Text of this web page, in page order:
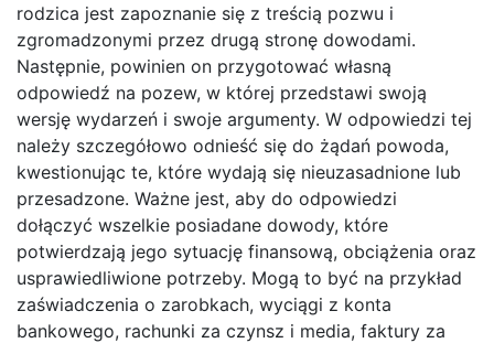
rodzica jest zapoznanie się z treścią pozwu i
zgromadzonymi przez drugą stronę dowodami.
Następnie, powinien on przygotować własną
odpowiedź na pozew, w której przedstawi swoją
wersję wydarzeń i swoje argumenty. W odpowiedzi tej
należy szczegółowo odnieść się do żądań powoda,
kwestionując te, które wydają się nieuzasadnione lub
przesadzone. Ważne jest, aby do odpowiedzi
dołączyć wszelkie posiadane dowody, które
potwierdzają jego sytuację finansową, obciążenia oraz
usprawiedliwione potrzeby. Mogą to być na przykład
zaświadczenia o zarobkach, wyciągi z konta
bankowego, rachunki za czynsz i media, faktury za